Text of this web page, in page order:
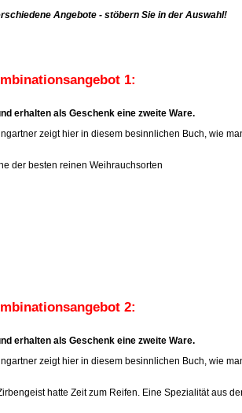
Angebote - stöbern Sie in der Auswahl!
1:
erhalten als Geschenk eine zweite Ware.
zeigt hier in diesem besinnlichen Buch, wie
der besten reinen Weihrauchsorten
2:
erhalten als Geschenk eine zweite Ware.
zeigt hier in diesem besinnlichen Buch, wie
hatte Zeit zum Reifen. Eine Spezialität aus